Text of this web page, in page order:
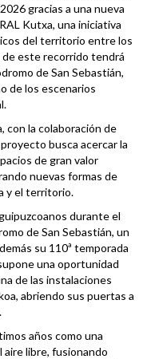
gracias a una nueva
Kutxa, una iniciativa
del territorio entre los
de este recorrido tendrá
de San Sebastián,
de los escenarios
con la colaboración de
busca acercar la
de gran valor
nuevas formas de
y el territorio.
durante el
de San Sebastián, un
su 110ª temporada
una oportunidad
de las instalaciones
abriendo sus puertas a
años como una
aire libre, fusionando